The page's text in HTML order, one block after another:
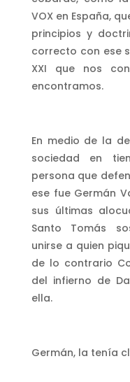
VOX en España,
principios y
correcto con ese
XXI que nos
encontramos.
En medio de la
sociedad en
persona que
ese fue Germán
sus últimas
Santo Tomás
unirse a quien
de lo contrario
del infierno de
ella.
Germán, la tenía